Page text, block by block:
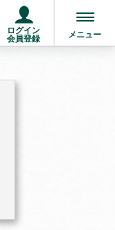
ログイン
会員登録
メニュー